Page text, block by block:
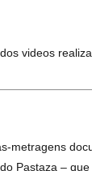
videos
metragens
Pastaza –